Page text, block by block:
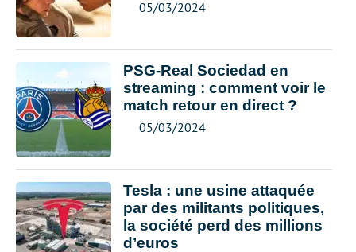
05/03/2024
PSG-Real Sociedad en
streaming : comment voir le
match retour en direct ?
05/03/2024
Tesla : une usine attaquée
par des militants politiques,
la société perd des millions
d’euros